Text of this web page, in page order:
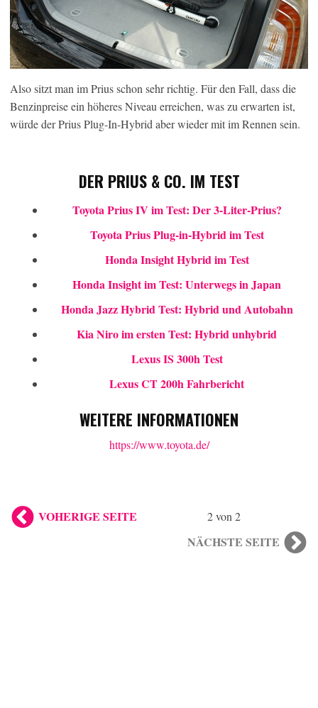
Also sitzt man im Prius schon sehr richtig. Für den Fall, dass die
Benzinpreise ein höheres Niveau erreichen, was zu erwarten ist,
würde der Prius Plug-In-Hybrid aber wieder mit im Rennen sein.
DER PRIUS & CO. IM TEST
Toyota Prius IV im Test: Der 3-Liter-Prius?
Toyota Prius Plug-in-Hybrid im Test
Honda Insight Hybrid im Test
Honda Insight im Test: Unterwegs in Japan
Honda Jazz Hybrid Test: Hybrid und Autobahn
Kia Niro im ersten Test: Hybrid unhybrid
Lexus IS 300h Test
Lexus CT 200h Fahrbericht
WEITERE INFORMATIONEN
https://www.toyota.de/
VOHERIGE SEITE 2 von 2
NÄCHSTE SEITE